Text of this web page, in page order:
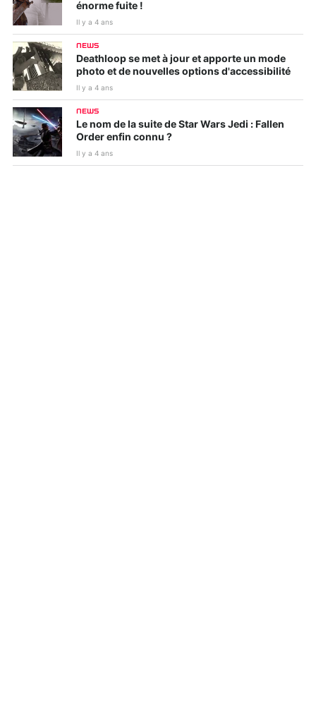
énorme fuite !
Il y a 4 ans
NEWS
Deathloop se met à jour et apporte un mode
photo et de nouvelles options d'accessibilité
Il y a 4 ans
NEWS
Le nom de la suite de Star Wars Jedi : Fallen
Order enfin connu ?
Il y a 4 ans